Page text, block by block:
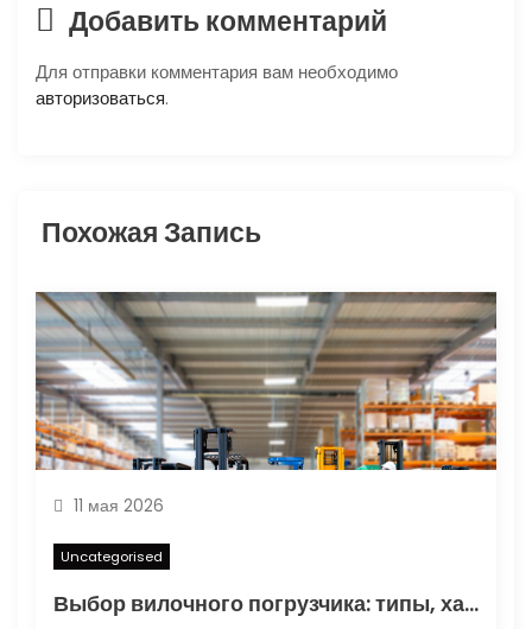
я
п
а
п
и
с
я
м
Добавить комментарий
Для отправки комментария вам необходимо
авторизоваться.
Похожая Запись
11 мая 2026
Uncategorised
Выбор вилочного погрузчика: типы, характеристики и области применения